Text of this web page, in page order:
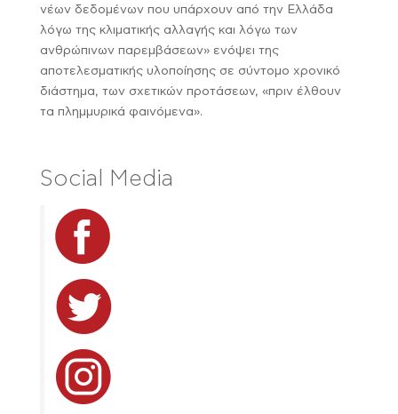
νέων δεδομένων που υπάρχουν από την Ελλάδα
λόγω της κλιματικής αλλαγής και λόγω των
ανθρώπινων παρεμβάσεων» ενόψει της
αποτελεσματικής υλοποίησης σε σύντομο χρονικό
διάστημα, των σχετικών προτάσεων, «πριν έλθουν
τα πλημμυρικά φαινόμενα».
Social Media